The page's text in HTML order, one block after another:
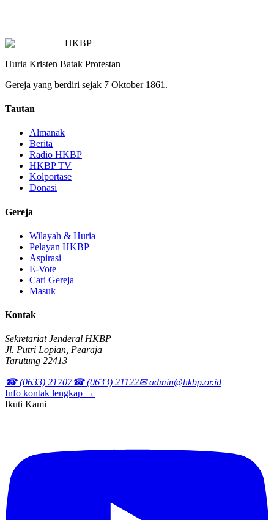
HKBP
Huria Kristen Batak Protestan
Gereja yang berdiri sejak 7 Oktober 1861.
Tautan
Almanak
Berita
Radio HKBP
HKBP TV
Kolportase
Donasi
Gereja
Wilayah & Huria
Pelayan HKBP
Aspirasi
E-Vote
Cari Gereja
Masuk
Kontak
Sekretariat Jenderal HKBP
Jl. Putri Lopian, Pearaja
Tarutung 22413
☎ (0633) 21707☎ (0633) 21122✉ admin@hkbp.or.id
Info kontak lengkap →
Ikuti Kami